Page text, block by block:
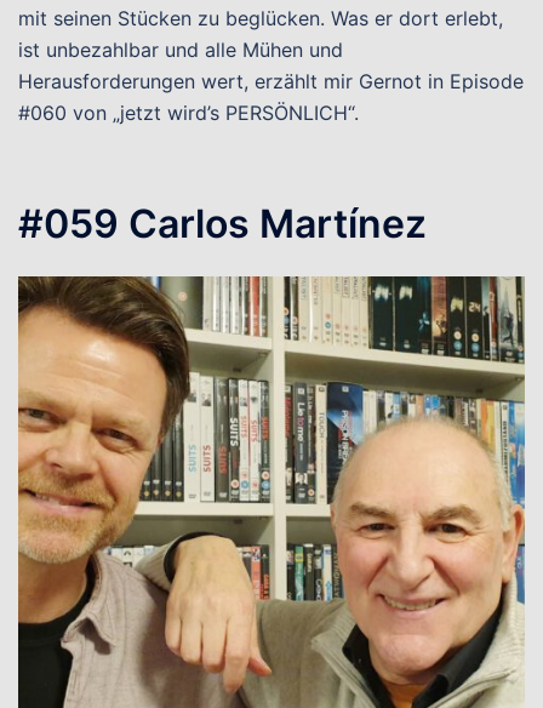
mit seinen Stücken zu beglücken. Was er dort erlebt,
ist unbezahlbar und alle Mühen und
Herausforderungen wert, erzählt mir Gernot in Episode
#060 von „jetzt wird’s PERSÖNLICH“.
#059 Carlos Martínez